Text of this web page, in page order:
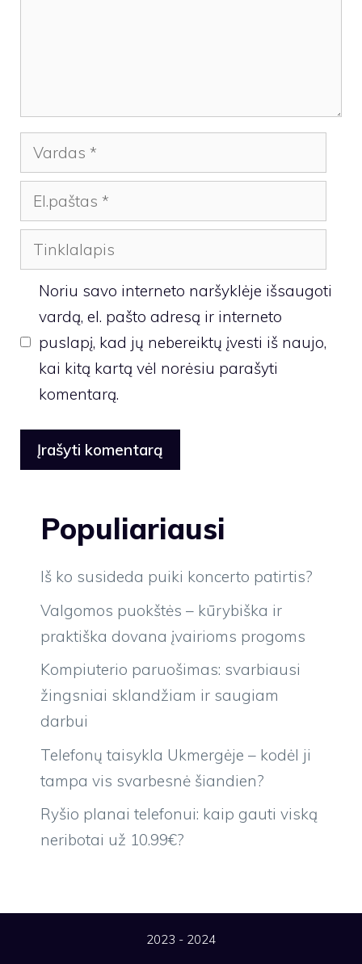
Vardas
El.paštas
Tinklalapis
Noriu savo interneto naršyklėje išsaugoti
vardą, el. pašto adresą ir interneto
puslapį, kad jų nebereiktų įvesti iš naujo,
kai kitą kartą vėl norėsiu parašyti
komentarą.
Populiariausi
Iš ko susideda puiki koncerto patirtis?
Valgomos puokštės – kūrybiška ir
praktiška dovana įvairioms progoms
Kompiuterio paruošimas: svarbiausi
žingsniai sklandžiam ir saugiam
darbui
Telefonų taisykla Ukmergėje – kodėl ji
tampa vis svarbesnė šiandien?
Ryšio planai telefonui: kaip gauti viską
neribotai už 10.99€?
2023 - 2024